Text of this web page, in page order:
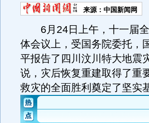
来源： 中国新闻网
6月24日上午，十一届全
体会议上，受国务院委托，
平报告了四川汶川特大地震
说，灾后恢复重建取得了重
救灾的全面胜利奠定了坚实